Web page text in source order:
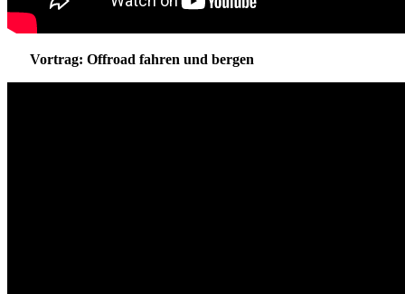
Vortrag: Offroad fahren und bergen